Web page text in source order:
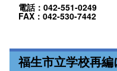
電話：042-551-0249
FAX：042-530-7442
福生市立学校再